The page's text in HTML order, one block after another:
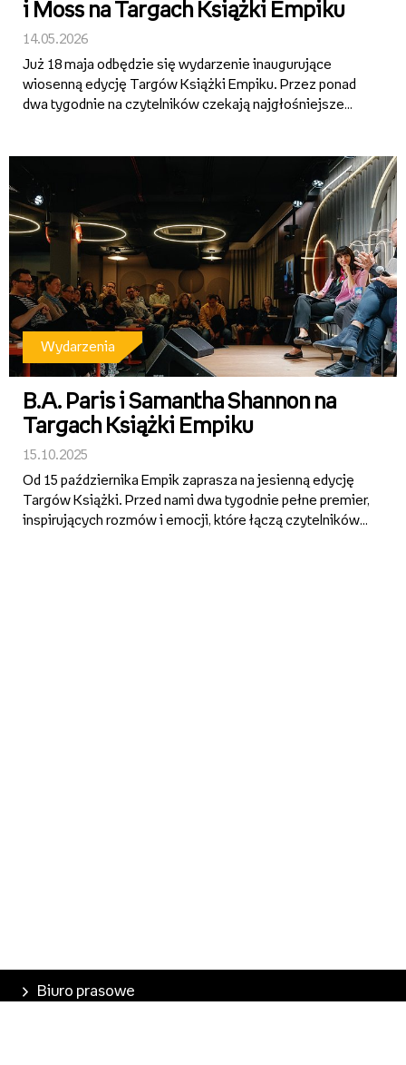
i Moss na Targach Książki Empiku
14.05.2026
Już 18 maja odbędzie się wydarzenie inaugurujące
wiosenną edycję Targów Książki Empiku. Przez ponad
dwa tygodnie na czytelników czekają najgłośniejsze
promocje – w tym 2+1 w salo...
Wydarzenia
B.A. Paris i Samantha Shannon na
Targach Książki Empiku
15.10.2025
Od 15 października Empik zaprasza na jesienną edycję
Targów Książki. Przed nami dwa tygodnie pełne premier,
inspirujących rozmów i emocji, które łączą czytelników z
Biuro prasowe